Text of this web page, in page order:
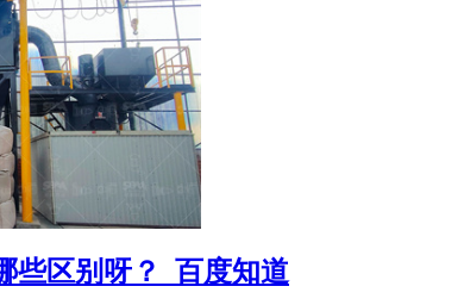
些区别呀？_百度知道